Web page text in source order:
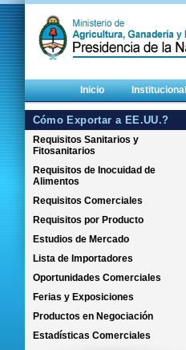
Inicio Institucional
Cómo Exportar a EE.UU.?
Requisitos Sanitarios y
Fitosanitarios
Requisitos de Inocuidad de
Alimentos
Requisitos Comerciales
Requisitos por Producto
Estudios de Mercado
Lista de Importadores
Oportunidades Comerciales
Ferias y Exposiciones
Productos en Negociación
Estadísticas Comerciales